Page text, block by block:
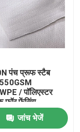
पंच प्रूफ स्टैब
/ पॉलिएस्टर
फॉर फेंसिंग
जांच भेजें